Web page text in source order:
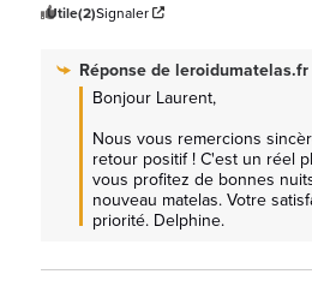
Utile(2)Signaler
Réponse de leroidumatelas.fr
Bonjour Laurent,
Nous vous remercions
retour positif ! C'est un réel
vous profitez de bonnes
nouveau matelas. Votre
priorité. Delphine.